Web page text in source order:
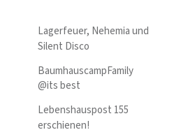
Lagerfeuer, Nehemia und
Silent Disco
BaumhauscampFamily
@its best
Lebenshauspost 155
erschienen!